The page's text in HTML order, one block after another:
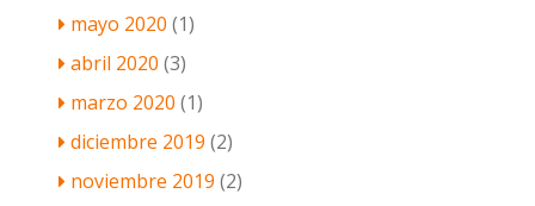
mayo 2020 (1)
abril 2020 (3)
marzo 2020 (1)
diciembre 2019 (2)
noviembre 2019 (2)